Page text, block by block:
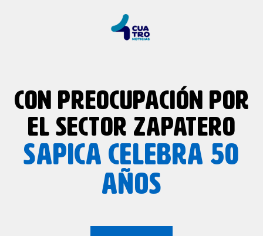
CON PREOCUPACIÓN POR
EL SECTOR ZAPATERO
SAPICA CELEBRA 50
AÑOS